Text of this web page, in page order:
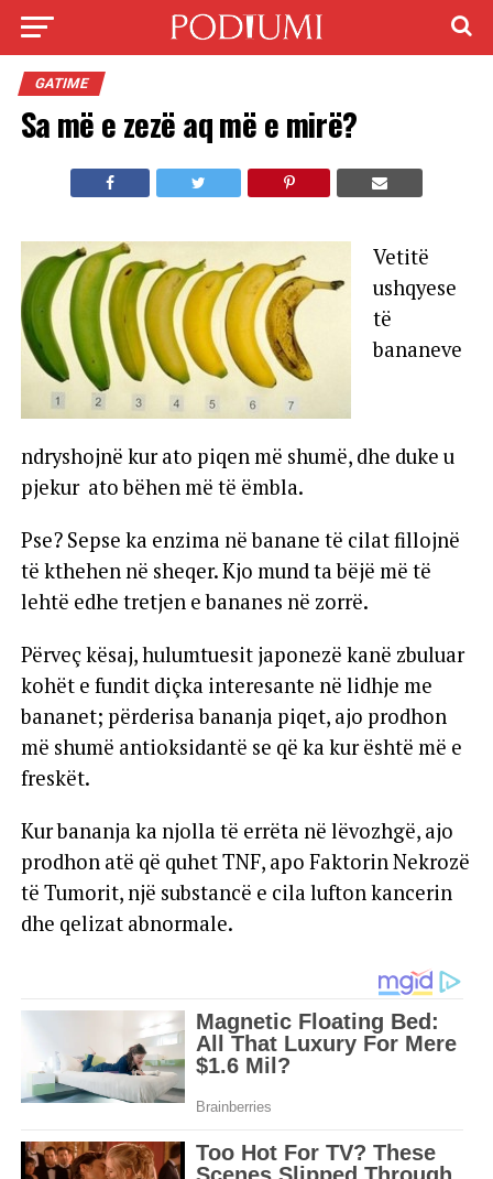
GATIME
Sa më e zezë aq më e mirë?
Vetitë
ushqyese
të
bananeve
ndryshojnë kur ato piqen më shumë, dhe duke u
pjekur ato bëhen më të ëmbla.
Pse? Sepse ka enzima në banane të cilat fillojnë
të kthehen në sheqer. Kjo mund ta bëjë më të
lehtë edhe tretjen e bananes në zorrë.
Përveç kësaj, hulumtuesit japonezë kanë zbuluar
kohët e fundit diçka interesante në lidhje me
bananet; përderisa bananja piqet, ajo prodhon
më shumë antioksidantë se që ka kur është më e
freskët.
Kur bananja ka njolla të errëta në lëvozhgë, ajo
prodhon atë që quhet TNF, apo Faktorin Nekrozë
të Tumorit, një substancë e cila lufton kancerin
dhe qelizat abnormale.